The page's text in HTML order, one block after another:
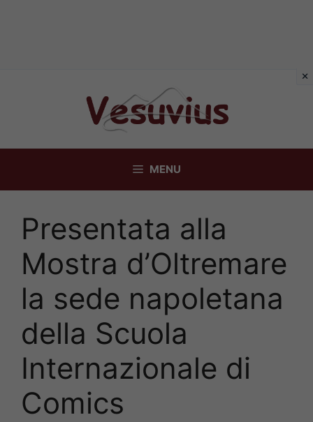
MENU
Presentata alla
Mostra d’Oltremare
la sede napoletana
della Scuola
Internazionale di
Comics